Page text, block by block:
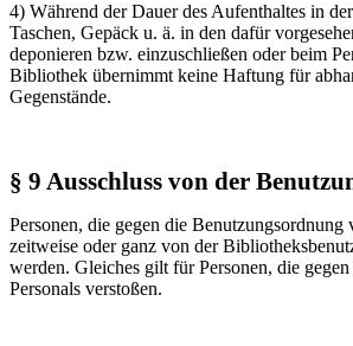
4) Während der Dauer des Aufenthaltes in
Taschen, Gepäck u. ä. in den dafür
deponieren bzw. einzuschließen oder beim
Bibliothek übernimmt keine Haftung für
Gegenstände.
§ 9 Ausschluss von der
Personen, die gegen die Benutzungsordnung
zeitweise oder ganz von der
werden. Gleiches gilt für Personen, die
Personals verstoßen.